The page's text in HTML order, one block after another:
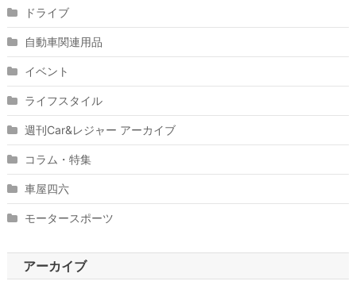
ドライブ
自動車関連用品
イベント
ライフスタイル
週刊Car&レジャー アーカイブ
コラム・特集
車屋四六
モータースポーツ
アーカイブ